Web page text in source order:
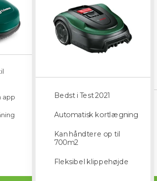
via disse links, tjener jeg
arbejdet med at researche og
at være ærlig om, hvordan jeg
i hænderne, men i stedet
at hjælpe dig med at træffe et
på Osmedhus.dk!
app Bedst i Test 2021
Automatisk kortlægning
Kan håndtere op til
700m2
Fleksibel klippehøjde